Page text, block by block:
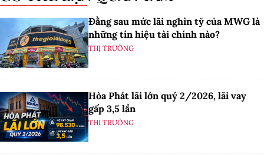
Đằng sau mức lãi nghìn tỷ của MWG là
những tín hiệu tài chính nào?
THỊ TRƯỜNG
Hòa Phát lãi lớn quý 2/2026, lãi vay
gấp 3,5 lần
THỊ TRƯỜNG